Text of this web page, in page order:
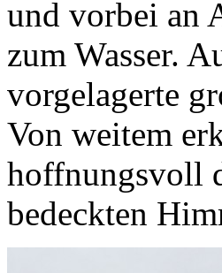
und vorbei an
zum Wasser.
vorgelagerte
Von weitem
hoffnungsvoll
bedeckten